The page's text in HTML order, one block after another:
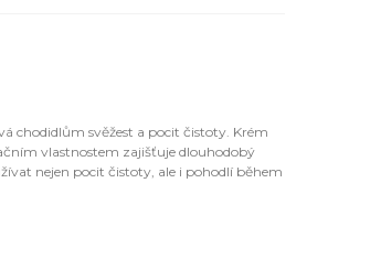
chodidlům svěžest a pocit čistoty. Krém
vlastnostem zajišťuje dlouhodobý
nejen pocit čistoty, ale i pohodlí během